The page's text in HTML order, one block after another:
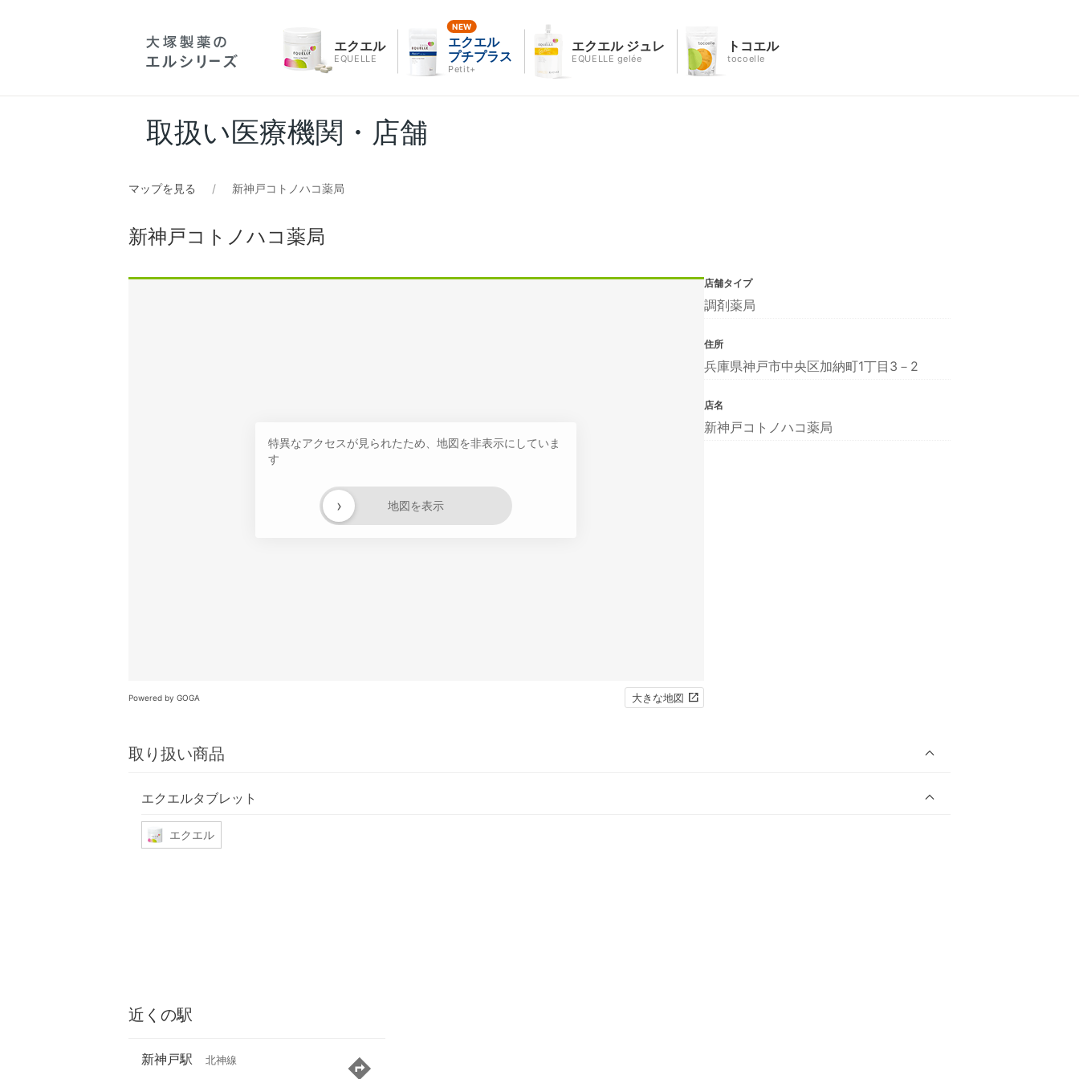
エクエル
EQUELLE
エクエル
プチプラス
Petit+
エクエル ジュレ
EQUELLE gelée
トコエル
tocoelle
取扱い医療機関・店舗
マップを見る 新神戸コトノハコ薬局
新神戸コトノハコ薬局
特異なアクセスが見られたため、地図を非表示にしていま
す
地図を表示
›
Powered by GOGA 大きな地図
取り扱い商品
エクエルタブレット
エクエル
店舗タイプ
調剤薬局
住所
兵庫県神戸市中央区加納町1丁目3－2
店名
新神戸コトノハコ薬局
近くの駅
新神戸駅 北神線